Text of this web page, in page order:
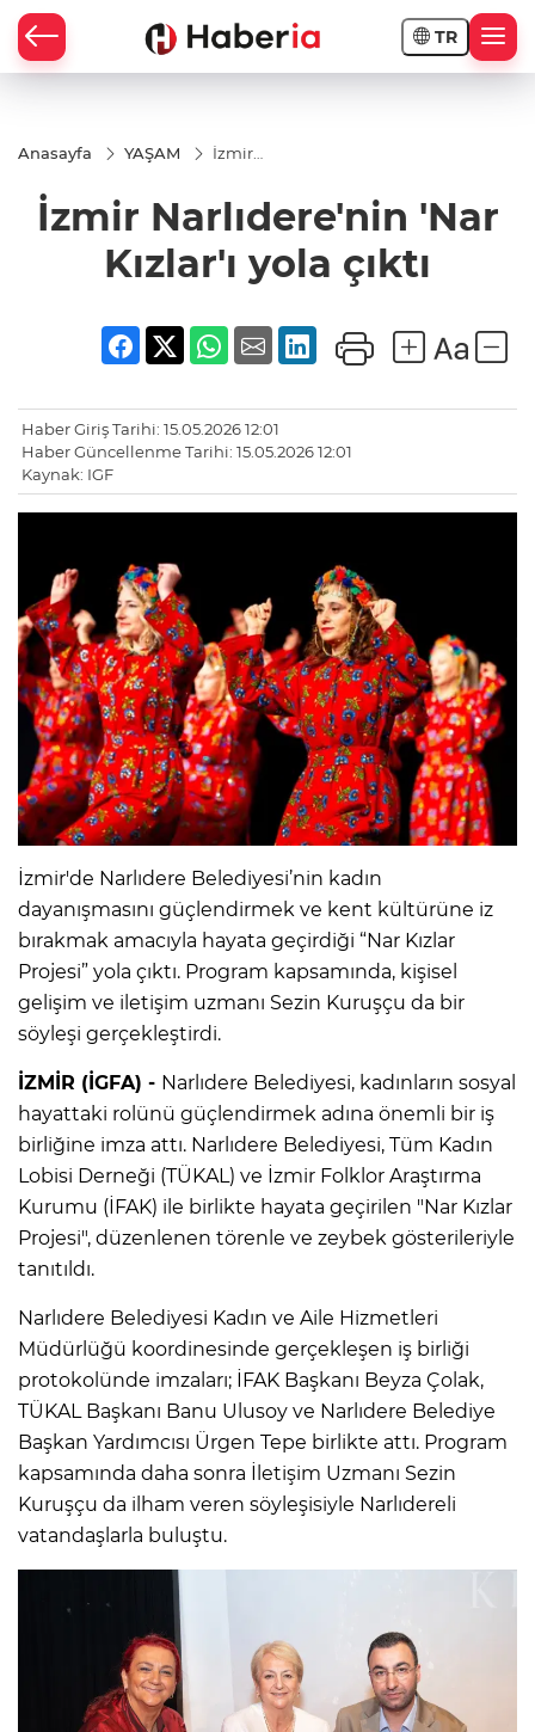
TR
Anasayfa YAŞAM
İzmir
yola çıktı
İzmir Narlıdere'nin 'Nar
Kızlar'ı yola çıktı
Haber Giriş Tarihi: 15.05.2026 12:01
Haber Güncellenme Tarihi: 15.05.2026 12:01
Kaynak: IGF
İzmir'de Narlıdere Belediyesi’nin kadın
dayanışmasını güçlendirmek ve kent kültürüne iz
bırakmak amacıyla hayata geçirdiği “Nar Kızlar
Projesi” yola çıktı. Program kapsamında, kişisel
gelişim ve iletişim uzmanı Sezin Kuruşçu da bir
söyleşi gerçekleştirdi.
İZMİR (İGFA) - Narlıdere Belediyesi, kadınların sosyal
hayattaki rolünü güçlendirmek adına önemli bir iş
birliğine imza attı. Narlıdere Belediyesi, Tüm Kadın
Lobisi Derneği (TÜKAL) ve İzmir Folklor Araştırma
Kurumu (İFAK) ile birlikte hayata geçirilen "Nar Kızlar
Projesi", düzenlenen törenle ve zeybek gösterileriyle
tanıtıldı.
Narlıdere Belediyesi Kadın ve Aile Hizmetleri
Müdürlüğü koordinesinde gerçekleşen iş birliği
protokolünde imzaları; İFAK Başkanı Beyza Çolak,
TÜKAL Başkanı Banu Ulusoy ve Narlıdere Belediye
Başkan Yardımcısı Ürgen Tepe birlikte attı. Program
kapsamında daha sonra İletişim Uzmanı Sezin
Kuruşçu da ilham veren söyleşisiyle Narlıdereli
vatandaşlarla buluştu.